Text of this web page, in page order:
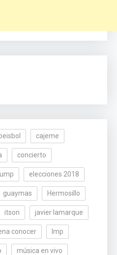
cajeme
concierto
elecciones 2018
guaymas Hermosillo
itson javier lamarque
conocer lmp
música en vivo